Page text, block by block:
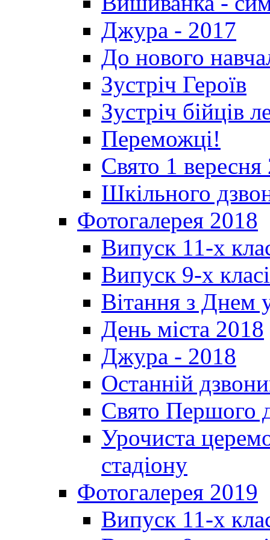
Джура - 2017
До нового
Зустріч Героїв
Зустріч бійців
Переможці!
Свято 1 вересня
Шкільного
Фотогалерея 2018
Випуск 11-х
Випуск 9-х
Вітання з Днем
День міста 2018
Джура - 2018
Останній
Свято Першого
Урочиста
стадіону
Фотогалерея 2019
Випуск 11-х